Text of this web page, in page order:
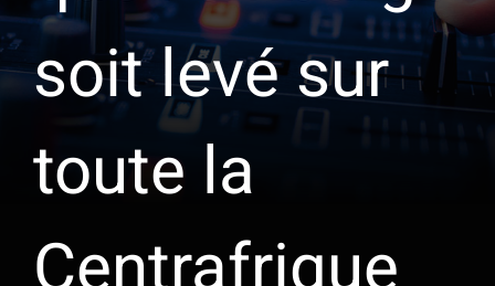
soit levé sur
toute la